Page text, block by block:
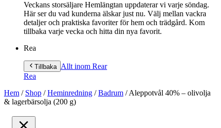
Veckans storsäljare Hemlängtan uppdaterar vi varje söndag.
Här ser du vad kunderna älskar just nu. Välj mellan vackra
detaljer och praktiska favoriter för hem och trädgård. Kom
tillbaka varje vecka och hitta din nya favorit.
Rea
Tillbaka Allt inom Rear
Rea
Hem / Shop /Heminredning /Badrum /Aleppotvål 40% – olivolja
& lagerbärsolja (200 g)